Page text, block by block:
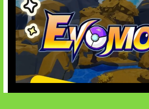
Kode Evomon Agustus 2026